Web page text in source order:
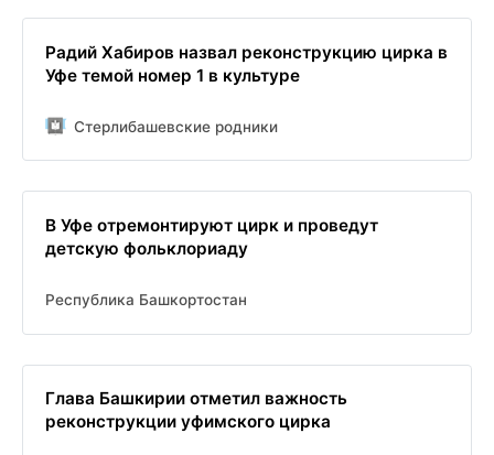
Радий Хабиров назвал реконструкцию цирка в
Уфе темой номер 1 в культуре
Стерлибашевские родники
В Уфе отремонтируют цирк и проведут
детскую фольклориаду
Республика Башкортостан
Глава Башкирии отметил важность
реконструкции уфимского цирка